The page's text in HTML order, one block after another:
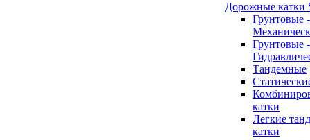
Дорожные катки
Грунтовые -
Грунтовые -
Тандемные
катки
Легкие
катки